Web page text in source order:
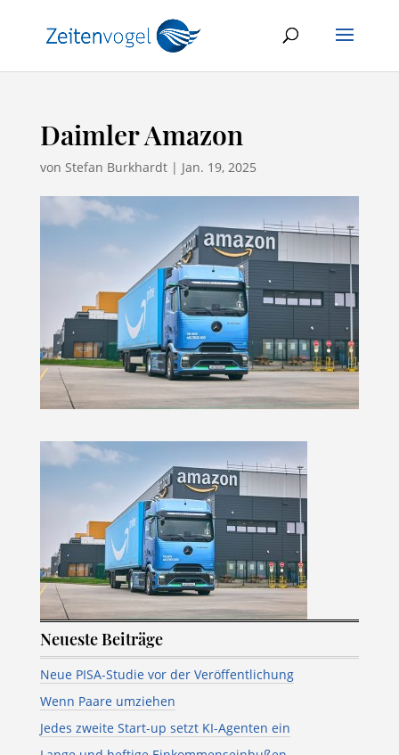
Daimler Amazon
von Stefan Burkhardt| Jan. 19, 2025
Neueste Beiträge
Neue PISA-Studie vor der Veröffentlichung
Wenn Paare umziehen
Jedes zweite Start-up setzt KI-Agenten ein